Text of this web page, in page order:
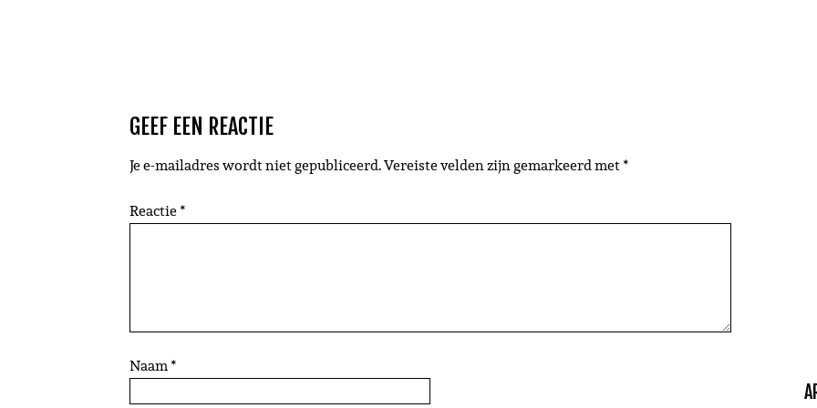
GEEF EEN REACTIE
Je e-mailadres wordt niet gepubliceerd.Vereiste velden zijn gemarkeerd met*
Reactie*
Naam*